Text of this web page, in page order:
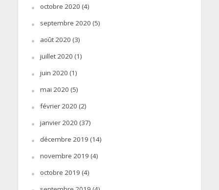
octobre 2020 (4)
septembre 2020 (5)
août 2020 (3)
juillet 2020 (1)
juin 2020 (1)
mai 2020 (5)
février 2020 (2)
janvier 2020 (37)
décembre 2019 (14)
novembre 2019 (4)
octobre 2019 (4)